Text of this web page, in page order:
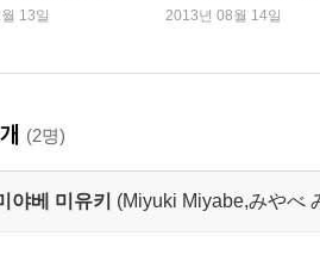
13일 2013년 08월 14일
(2명)
야베 미유키 (Miyuki Miyabe,みやべ